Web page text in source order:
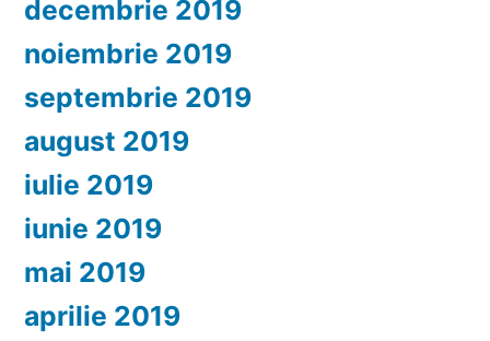
decembrie 2019
noiembrie 2019
septembrie 2019
august 2019
iulie 2019
iunie 2019
mai 2019
aprilie 2019